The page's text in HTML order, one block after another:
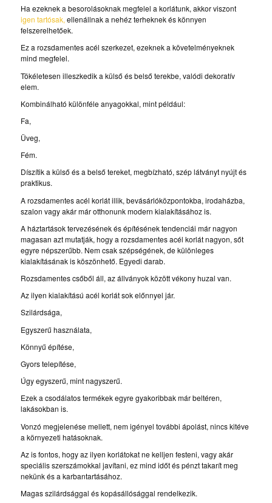
Ha ezeknek a besorolásoknak megfelel a korlátunk, akkor viszont
igen tartósak, ellenállnak a nehéz terheknek és könnyen
felszerelhetőek.
Ez a rozsdamentes acél szerkezet, ezeknek a követelményeknek
mind megfelel.
Tökéletesen illeszkedik a külső és belső terekbe, valódi dekoratív
elem.
Kombinálható különféle anyagokkal, mint például:
Fa,
Üveg,
Fém.
Díszítik a külső és a belső tereket, megbízható, szép látványt nyújt és
praktikus.
A rozsdamentes acél korlát illik, bevásárlóközpontokba, irodaházba,
szalon vagy akár már otthonunk modern kialakításához is.
A háztartások tervezésének és építésének tendenciái már nagyon
magasan azt mutatják, hogy a rozsdamentes acél korlát nagyon, sőt
egyre népszerűbb. Nem csak szépségének, de különleges
kialakításának is köszönhető. Egyedi darab.
Rozsdamentes csőből áll, az állványok között vékony huzal van.
Az ilyen kialakítású acél korlát sok előnnyel jár.
Szilárdsága,
Egyszerű használata,
Könnyű építése,
Gyors telepítése,
Úgy egyszerű, mint nagyszerű.
Ezek a csodálatos termékek egyre gyakoribbak már beltéren,
lakásokban is.
Vonzó megjelenése mellett, nem igényel további ápolást, nincs kitéve
a környezeti hatásoknak.
Az is fontos, hogy az ilyen korlátokat ne kelljen festeni, vagy akár
speciális szerszámokkal javítani, ez mind időt és pénzt takarít meg
nekünk és a karbantartásához.
Magas szilárdsággal és kopásállósággal rendelkezik.